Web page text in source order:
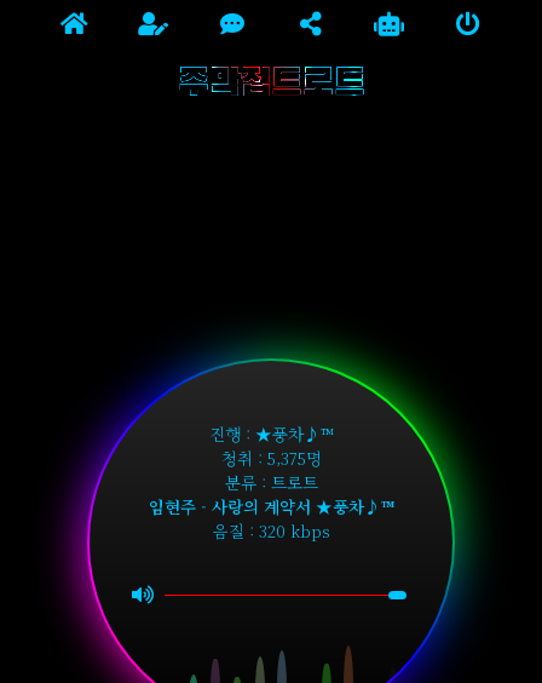
주막집트로트
진행 : ★풍차♪™
청취 : 5,375명
분류 : 트로트
임현주 - 사랑의 계약서 ★풍차♪™
음질 : 320 kbps